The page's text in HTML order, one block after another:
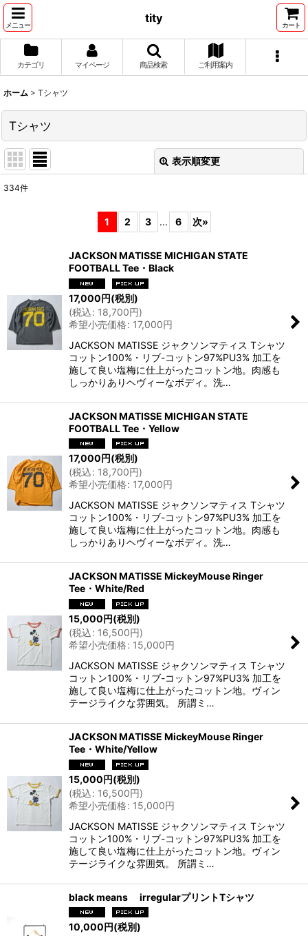
メニュー
tity
カート
カテゴリ マイページ 商品検索 ご利用案内
ホーム > Tシャツ
Tシャツ
表示順変更
絞り込む
334件
1 2 3 ... 6 次»
JACKSON MATISSE MICHIGAN STATE
FOOTBALL Tee・Black
17,000円(税別)
(税込: 18,700円)
希望小売価格: 17,000円
JACKSON MATISSE ジャクソンマティス Tシャツ
コットン100%・リブ-コットン97%PU3% 加工を
施して良い塩梅に仕上がったコットン地。肉感も
しっかりありヘヴィーなボディ。洗…
JACKSON MATISSE MICHIGAN STATE
FOOTBALL Tee・Yellow
17,000円(税別)
(税込: 18,700円)
希望小売価格: 17,000円
JACKSON MATISSE ジャクソンマティス Tシャツ
コットン100%・リブ-コットン97%PU3% 加工を
施して良い塩梅に仕上がったコットン地。肉感も
しっかりありヘヴィーなボディ。洗…
JACKSON MATISSE MickeyMouse Ringer
Tee・White/Red
15,000円(税別)
(税込: 16,500円)
希望小売価格: 15,000円
JACKSON MATISSE ジャクソンマティス Tシャツ
コットン100%・リブ-コットン97%PU3% 加工を
施して良い塩梅に仕上がったコットン地。ヴィン
テージライクな雰囲気。 所謂ミ…
JACKSON MATISSE MickeyMouse Ringer
Tee・White/Yellow
15,000円(税別)
(税込: 16,500円)
希望小売価格: 15,000円
JACKSON MATISSE ジャクソンマティス Tシャツ
コットン100%・リブ-コットン97%PU3% 加工を
施して良い塩梅に仕上がったコットン地。ヴィン
テージライクな雰囲気。 所謂ミ…
black means irregularプリントTシャツ
10,000円(税別)